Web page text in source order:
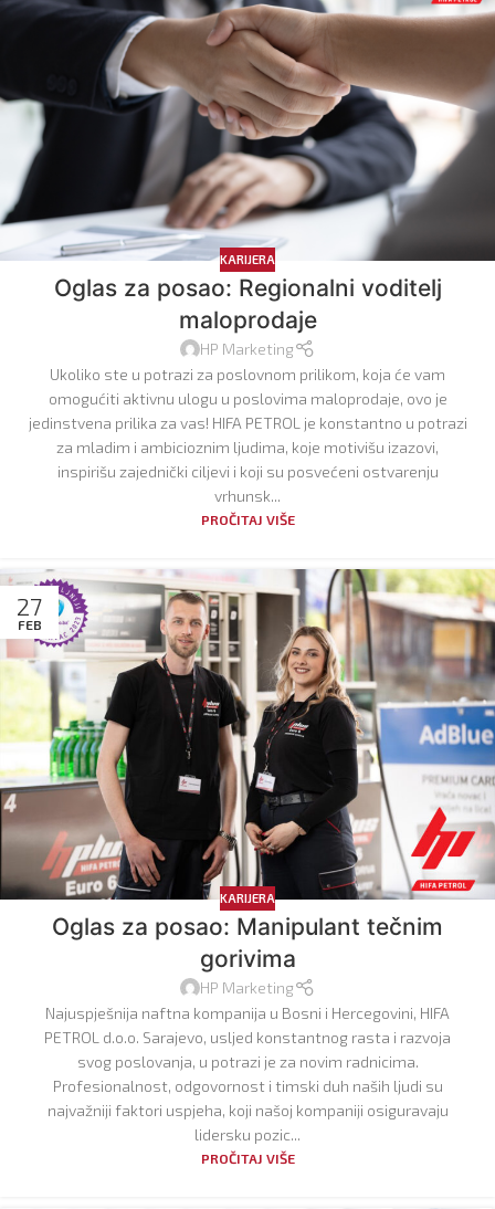
KARIJERA
Oglas za posao: Regionalni voditelj
maloprodaje
HP Marketing
Ukoliko ste u potrazi za poslovnom prilikom, koja će vam
omogućiti aktivnu ulogu u poslovima maloprodaje, ovo je
jedinstvena prilika za vas! HIFA PETROL je konstantno u potrazi
za mladim i ambicioznim ljudima, koje motivišu izazovi,
inspirišu zajednički ciljevi i koji su posvećeni ostvarenju
vrhunsk...
PROČITAJ VIŠE
27
FEB
KARIJERA
Oglas za posao: Manipulant tečnim
gorivima
HP Marketing
Najuspješnija naftna kompanija u Bosni i Hercegovini, HIFA
PETROL d.o.o. Sarajevo, usljed konstantnog rasta i razvoja
svog poslovanja, u potrazi je za novim radnicima.
Profesionalnost, odgovornost i timski duh naših ljudi su
najvažniji faktori uspjeha, koji našoj kompaniji osiguravaju
lidersku pozic...
PROČITAJ VIŠE